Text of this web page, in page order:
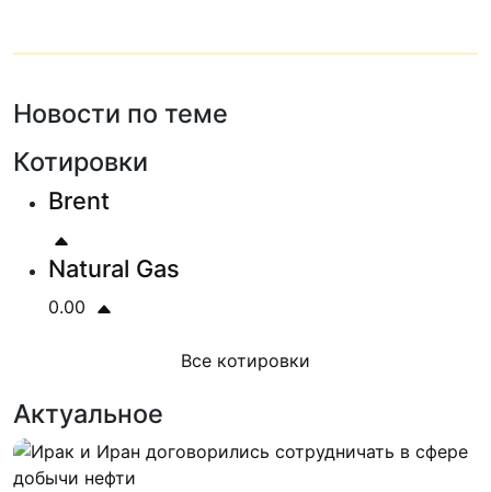
Новости по теме
Котировки
Brent
Natural Gas
0.00
Все котировки
Актуальное